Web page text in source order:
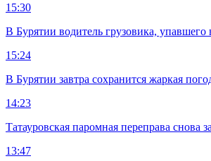
15:30
В Бурятии водитель грузовика, упавшего
15:24
В Бурятии завтра сохранится жаркая
14:23
Татауровская паромная переправа снова
13:47